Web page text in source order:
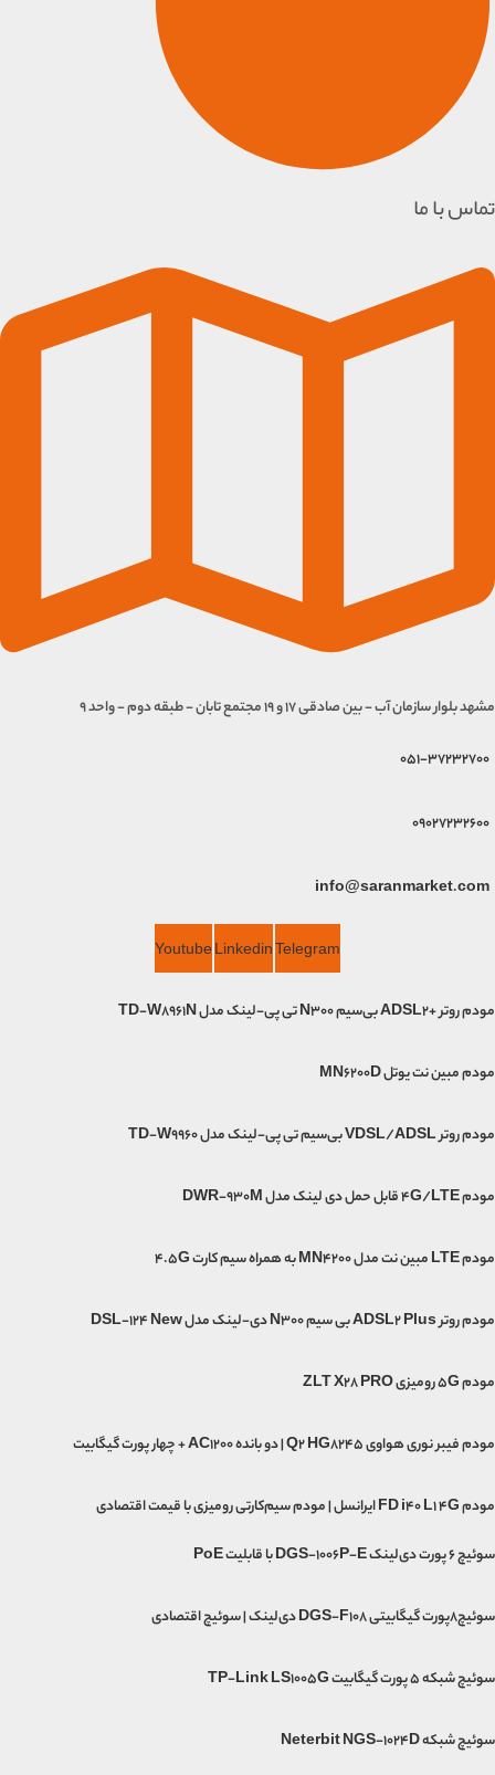
تماس با ما
مشهد بلوار سازمان آب - بین صادقی 17 و 19 مجتمع تابان - طبقه دوم - واحد 9
051-37232700
09027232600
info@saranmarket.com
Telegram
Linkedin
Youtube
مودم روتر +ADSL2 بی‌سیم N300 تی پی-لینک مدل TD-W8961N
مودم مبین نت یوتل MN6200D
مودم روتر VDSL/ADSL بی‌سیم تی پی-لینک مدل TD-W9960
مودم 4G/LTE قابل حمل دی لینک مدل DWR-930M
مودم LTE مبین نت مدل MN4200 به همراه سیم کارت 4.5G
مودم روتر ADSL2 Plus بی سیم N300 دی-لینک مدل DSL-124 New
مودم 5G رومیزی ZLT X28 PRO
مودم فیبر نوری هواوی Q2 HG8245 | دو بانده AC1200 + چهار پورت گیگابیت
مودم FD i40 L1 4G ایرانسل | مودم سیم‌کارتی رومیزی با قیمت اقتصادی
سوئیچ ۶ پورت دی‌لینک DGS-1006P-E با قابلیت PoE
سوئیچ۸پورت گیگابیتی DGS-F108 دی‌لینک | سوئیچ اقتصادی
سوئیچ شبکه 5 پورت گیگابیت TP-Link LS1005G
سوئیچ شبکه Neterbit NGS-1024D